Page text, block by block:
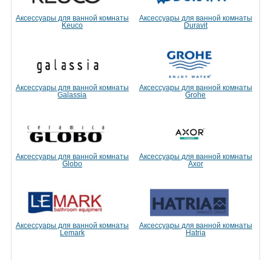
Аксессуары для ванной комнаты
Keuco
Аксессуары для ванной комнаты
Duravit
Аксессуары для ванной комнаты
Galassia
Аксессуары для ванной комнаты
Grohe
Аксессуары для ванной комнаты
Globo
Аксессуары для ванной комнаты
Axor
Аксессуары для ванной комнаты
Lemark
Аксессуары для ванной комнаты
Hatria